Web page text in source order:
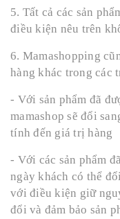
5. Tất cả các sản
điều kiện nêu trên
6. Mamashopping
hàng khác trong các
- Với sản phẩm đã
mamashop sẽ đổi
tính đến giá trị hàng
- Với các sản phẩm
ngày khách có thể
với điều kiện giữ
đổi và đảm bảo sản